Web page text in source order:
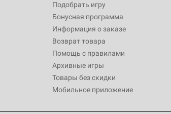
Подобрать игру
Бонусная программа
Информация о заказе
Возврат товара
Помощь с правилами
Архивные игры
Товары без скидки
Мобильное приложение